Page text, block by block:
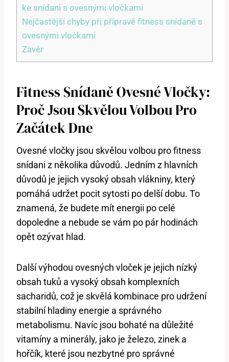
ke snídani s ovesnými vločkami
Nejčastější chyby při přípravě fitness snídaně s
ovesnými vločkami
Závěr
Fitness Snídaně Ovesné Vločky:
Proč Jsou Skvělou Volbou Pro
Začátek Dne
Ovesné vločky jsou skvělou volbou pro fitness
snídani z několika důvodů. Jedním z hlavních
důvodů je jejich vysoký obsah vlákniny, který
pomáhá udržet pocit sytosti po delší dobu. To
znamená, že budete mít energii po celé
dopoledne a nebude se vám po pár hodinách
opět ozývat hlad.
Další výhodou ovesných vloček je jejich nízký
obsah tuků a vysoký obsah komplexních
sacharidů, což je skvělá kombinace pro udržení
stabilní hladiny energie a správného
metabolismu. Navíc jsou bohaté na důležité
vitamíny a minerály, jako je železo, zinek a
hořčík, které jsou nezbytné pro správné